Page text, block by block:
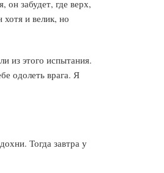
забудет, где верх,
и велик, но
из этого испытания.
одолеть врага. Я
Тогда завтра у